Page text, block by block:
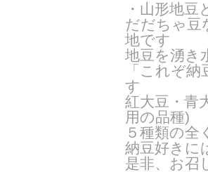
・山形地
だだちゃ豆
地です
地豆を湧き
「これぞ
す
紅大豆・青
用の品種)
５種類の全
納豆好きに
是非、お召